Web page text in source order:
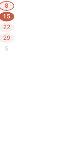
8
15
22
29
5